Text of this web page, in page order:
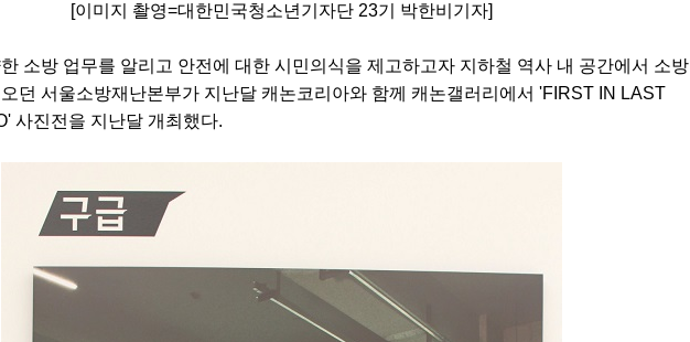
[이미지 촬영=대한민국청소년기자단 23기 박한비기자]
소방 업무를 알리고 안전에 대한 시민의식을 제고하고자 지하철 역사 내 공간에서 소방
던 서울소방재난본부가 지난달 캐논코리아와 함께 캐논갤러리에서 'FIRST IN LAST
사진전을 지난달 개최했다.